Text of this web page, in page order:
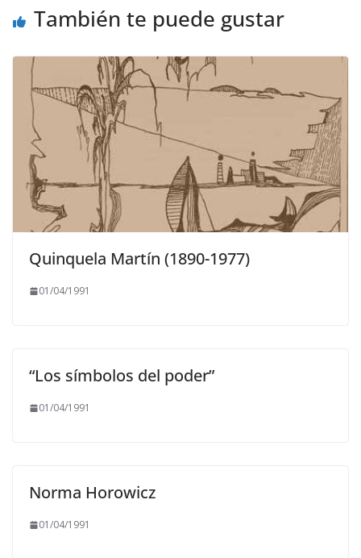
También te puede gustar
Quinquela Martín (1890-1977)
01/04/1991
“Los símbolos del poder”
01/04/1991
Norma Horowicz
01/04/1991